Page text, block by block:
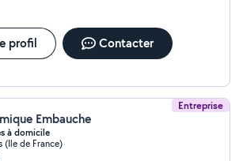
profil Contacter
Entreprise
Embauche
à domicile
(Ile de France)